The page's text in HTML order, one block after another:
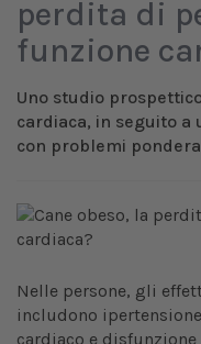
perdita di
funzione
Uno studio
cardiaca, in seguito a
con problemi
Nelle persone, gli
includono
cardiaco e